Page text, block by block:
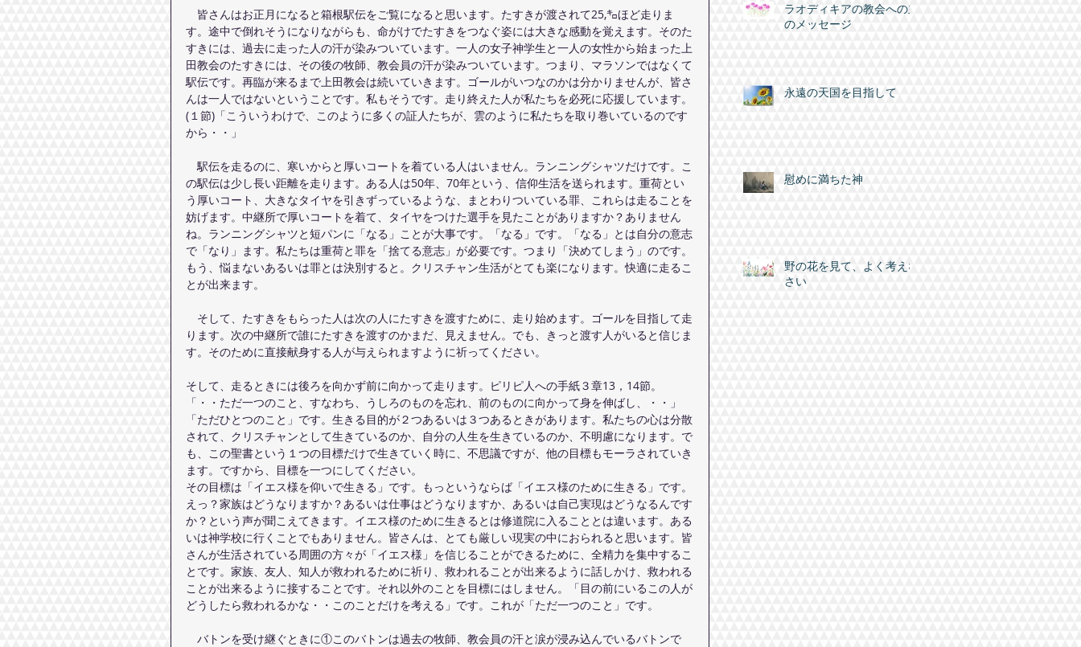
皆さんはお正月になると箱根駅伝をご覧になると思います。たすきが渡されて25,㌔ほど走りま
す。途中で倒れそうになりながらも、命がけでたすきをつなぐ姿には大きな感動を覚えます。そのた
すきには、過去に走った人の汗が染みついています。一人の女子神学生と一人の女性から始まった上
田教会のたすきには、その後の牧師、教会員の汗が染みついています。つまり、マラソンではなくて
駅伝です。再臨が来るまで上田教会は続いていきます。ゴールがいつなのかは分かりませんが、皆さ
んは一人ではないということです。私もそうです。走り終えた人が私たちを必死に応援しています。
(１節)「こういうわけで、このように多くの証人たちが、雲のように私たちを取り巻いているのです
から・・」
駅伝を走るのに、寒いからと厚いコートを着ている人はいません。ランニングシャツだけです。こ
の駅伝は少し長い距離を走ります。ある人は50年、70年という、信仰生活を送られます。重荷とい
う厚いコート、大きなタイヤを引きずっているような、まとわりついている罪、これらは走ることを
妨げます。中継所で厚いコートを着て、タイヤをつけた選手を見たことがありますか？ありません
ね。ランニングシャツと短パンに「なる」ことが大事です。「なる」です。「なる」とは自分の意志
で「なり」ます。私たちは重荷と罪を「捨てる意志」が必要です。つまり「決めてしまう」のです。
もう、悩まないあるいは罪とは決別すると。クリスチャン生活がとても楽になります。快適に走るこ
とが出来ます。
そして、たすきをもらった人は次の人にたすきを渡すために、走り始めます。ゴールを目指して走
ります。次の中継所で誰にたすきを渡すのかまだ、見えません。でも、きっと渡す人がいると信じま
す。そのために直接献身する人が与えられますように祈ってください。
そして、走るときには後ろを向かず前に向かって走ります。ピリピ人への手紙３章13，14節。
「・・ただ一つのこと、すなわち、うしろのものを忘れ、前のものに向かって身を伸ばし、・・」
「ただひとつのこと」です。生きる目的が２つあるいは３つあるときがあります。私たちの心は分散
されて、クリスチャンとして生きているのか、自分の人生を生きているのか、不明慮になります。で
も、この聖書という１つの目標だけで生きていく時に、不思議ですが、他の目標もモーラされていき
ます。ですから、目標を一つにしてください。
その目標は「イエス様を仰いで生きる」です。もっというならば「イエス様のために生きる」です。
えっ？家族はどうなりますか？あるいは仕事はどうなりますか、あるいは自己実現はどうなるんです
か？という声が聞こえてきます。イエス様のために生きるとは修道院に入ることとは違います。ある
いは神学校に行くことでもありません。皆さんは、とても厳しい現実の中におられると思います。皆
さんが生活されている周囲の方々が「イエス様」を信じることができるために、全精力を集中するこ
とです。家族、友人、知人が救われるために祈り、救われることが出来るように話しかけ、救われる
ことが出来るように接することです。それ以外のことを目標にはしません。「目の前にいるこの人が
どうしたら救われるかな・・このことだけを考える」です。これが「ただ一つのこと」です。
バトンを受け継ぐときに①このバトンは過去の牧師、教会員の汗と涙が浸み込んでいるバトンで
ラオディキアの教会への主
のメッセージ
永遠の天国を目指して
慰めに満ちた神
野の花を見て、よく考えな
さい